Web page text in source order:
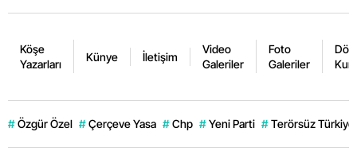
Köşe
Yazarları
Künye İletişim
Video
Galeriler
Foto
Galeriler
# Özgür Özel # Çerçeve Yasa # Chp # Yeni Parti # Terörsüz Türkiye